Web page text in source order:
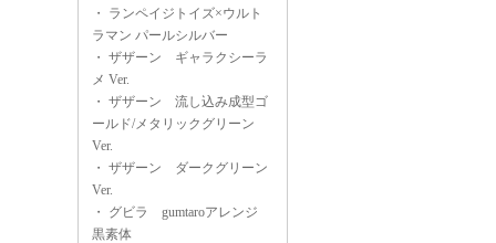
・ ランペイジトイズ×ウルト
ラマン パールシルバー
・ ザザーン ギャラクシーラ
メ Ver.
・ ザザーン 流し込み成型ゴ
ールド/メタリックグリーン
Ver.
・ ザザーン ダークグリーン
Ver.
・ グビラ gumtaroアレンジ
黒素体